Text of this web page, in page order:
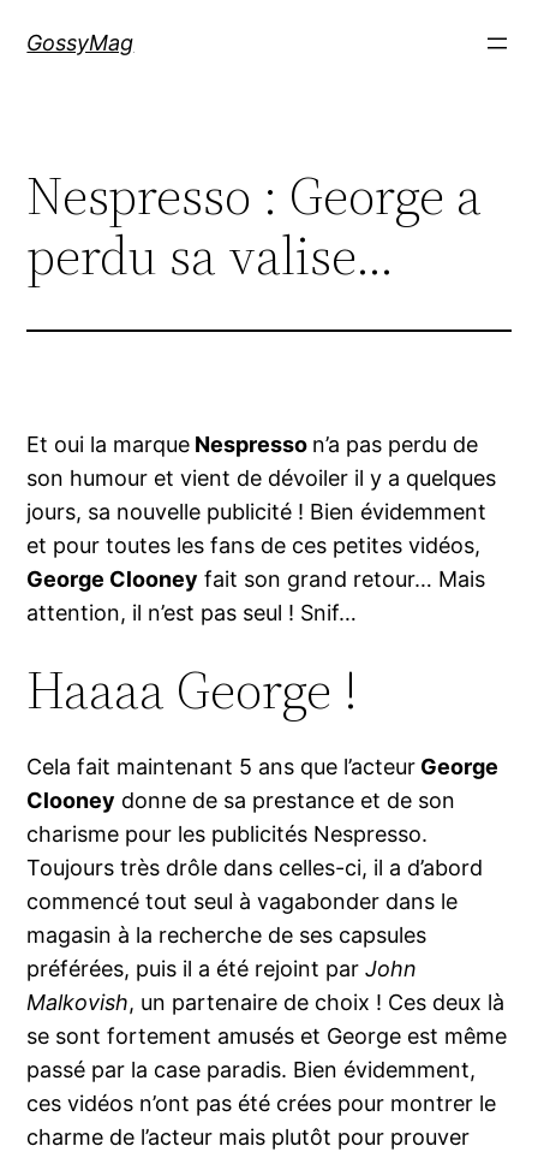
GossyMag
Nespresso : George a
perdu sa valise…
Et oui la marque Nespresso n’a pas perdu de
son humour et vient de dévoiler il y a quelques
jours, sa nouvelle publicité ! Bien évidemment
et pour toutes les fans de ces petites vidéos,
George Clooney fait son grand retour… Mais
attention, il n’est pas seul ! Snif…
Haaaa George !
Cela fait maintenant 5 ans que l’acteur George
Clooney donne de sa prestance et de son
charisme pour les publicités Nespresso.
Toujours très drôle dans celles-ci, il a d’abord
commencé tout seul à vagabonder dans le
magasin à la recherche de ses capsules
préférées, puis il a été rejoint parJohn
Malkovish, un partenaire de choix ! Ces deux là
se sont fortement amusés et George est même
passé par la case paradis. Bien évidemment,
ces vidéos n’ont pas été crées pour montrer le
charme de l’acteur mais plutôt pour prouver